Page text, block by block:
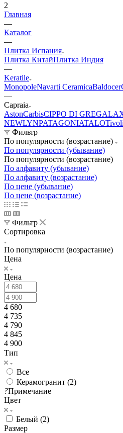
2
Главная
—
Каталог
—
Плитка Испания
Плитка КитайПлитка Индия
—
Keratile
MonopoleNavarti CeramicaBaldocer
—
Capraia
AstonCarbisCIPPO DI GRE
NEWLYNPATAGONIATALOTivoli
Фильтр
По популярности (возрастание)
По популярности (убывание)
По популярности (возрастание)
По алфавиту (убывание)
По алфавиту (возрастание)
По цене (убывание)
По цене (возрастание)
Фильтр
Сортировка
По популярности (возрастание)
Цена
Цена
4 680
4 735
4 790
4 845
4 900
Тип
Все
Керамогранит (2)
?Примечание
Цвет
Белый (2)
Размер